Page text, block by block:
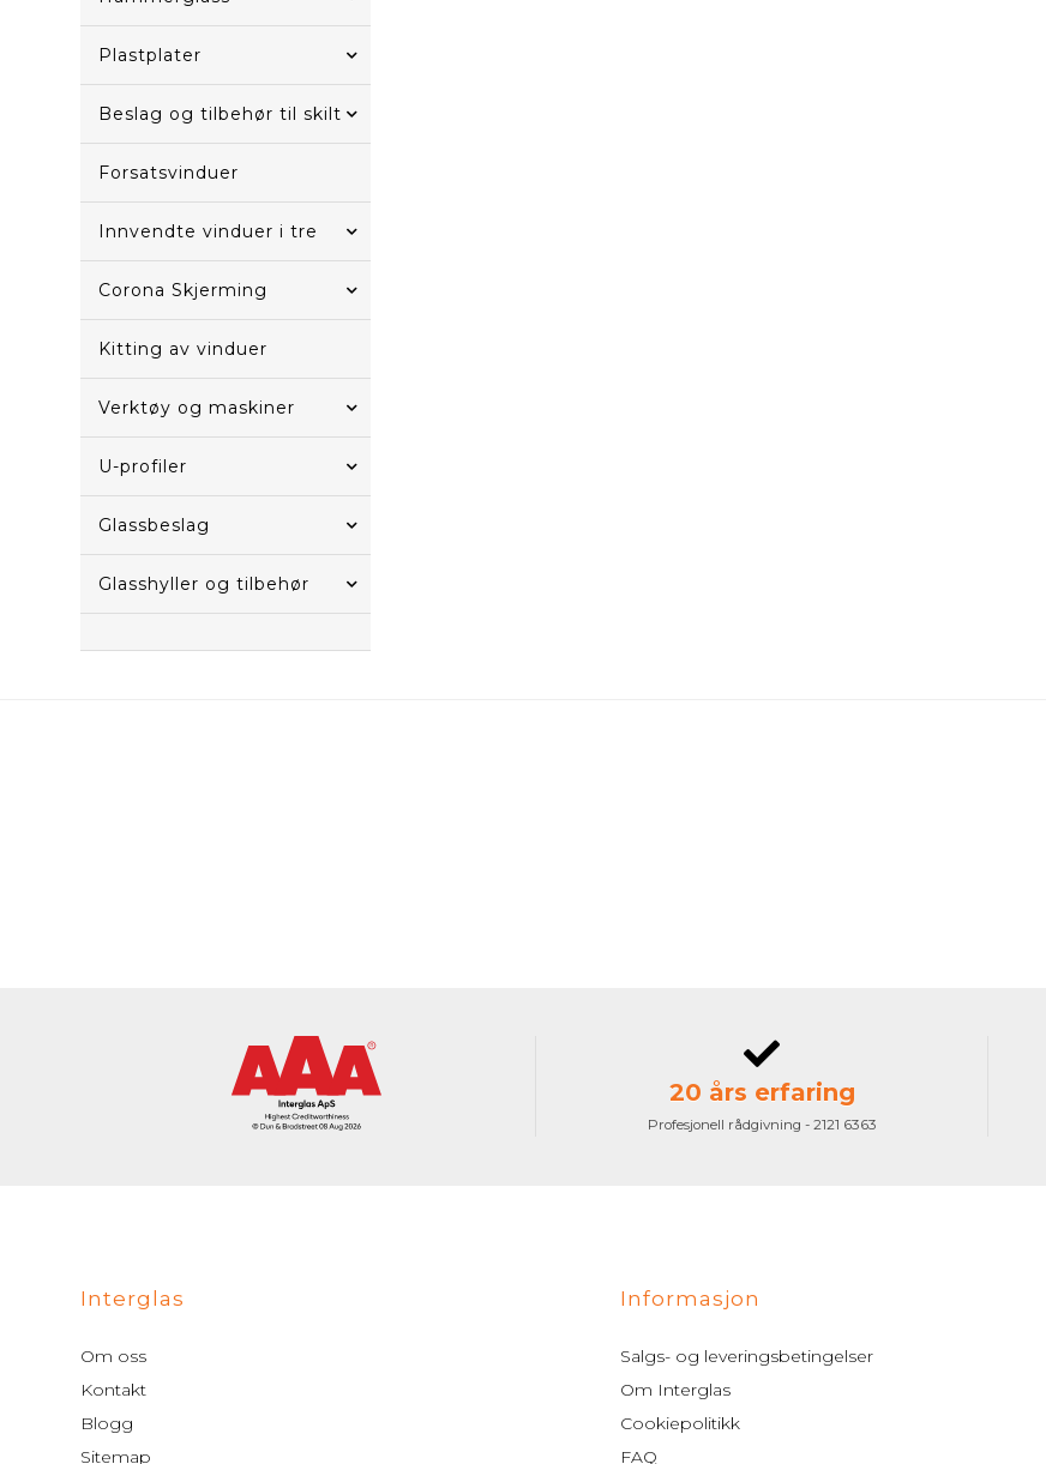
Plastplater
Beslag og tilbehør til skilt
Forsatsvinduer
Innvendte vinduer i tre
Corona Skjerming
Kitting av vinduer
Verktøy og maskiner
U-profiler
Glassbeslag
Glasshyller og tilbehør
20 års erfaring
Profesjonell rådgivning - 2121 6363
Interglas
Om oss
Kontakt
Blogg
Sitemap
Informasjon
Salgs- og leveringsbetingelser
Om Interglas
Cookiepolitikk
FAQ